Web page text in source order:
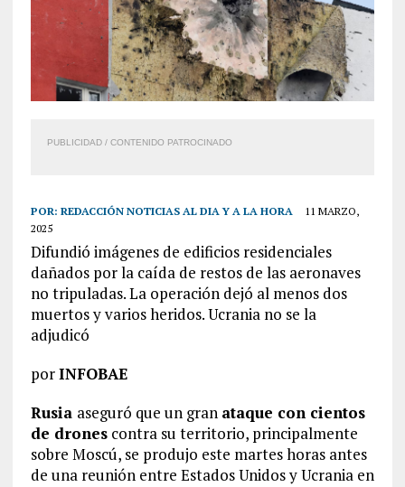
PUBLICIDAD / CONTENIDO PATROCINADO
POR: REDACCIÓN NOTICIAS AL DIA Y A LA HORA
11 MARZO,
2025
Difundió imágenes de edificios residenciales
dañados por la caída de restos de las aeronaves
no tripuladas. La operación dejó al menos dos
muertos y varios heridos. Ucrania no se la
adjudicó
porINFOBAE
Rusia aseguró que un gran ataque con cientos
de dronescontra su territorio, principalmente
sobre Moscú, se produjo este martes horas antes
de una reunión entre Estados Unidos y Ucrania en